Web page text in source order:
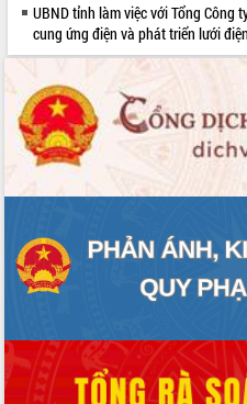
Đẩy mạnh cải cách hành chính, quyết
tâm đạt được mục tiêu tăng trưởng
Tổ chức trang trọng Lễ hội Đền thờ
Lương Văn Chánh năm 2026
Phó Bí thư Tỉnh ủy Đắk Lắk Đỗ Hữu
Huy giữ chức Bí thư Đảng ủy Ủy Ban
Nhân dân tỉnh
số y tế tại Đắk Lắk
Chuyển đổi số thư viện: Mở rộng
không gian tri thức trong thời đại số
chức diễn tập trước ngày bầu cử
Chương trình “Gặp gỡ hữu nghị –
Friendship Meeting New Year 2026”
UBND tỉnh làm việc với Tổng Công
cung ứng điện và phát triển lưới điện